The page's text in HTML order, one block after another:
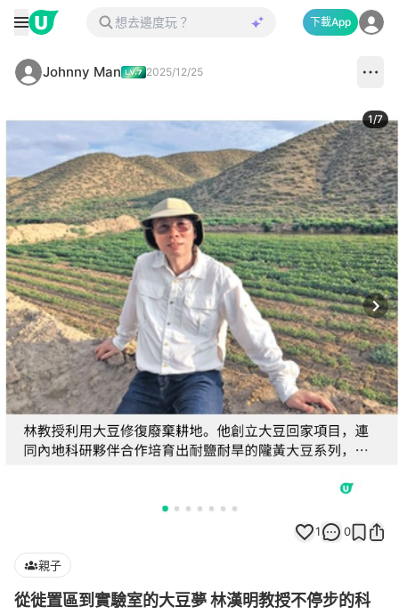
下載App
Johnny Man 2025/12/25
1/7
1 0
親子
從徙置區到實驗室的大豆夢 林漢明教授不停步的科